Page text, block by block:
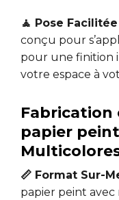
🧘 Pose Facilitée
conçu pour
pour une finition
votre espace à
Fabrication
papier
📏 Format Sur-
papier peint